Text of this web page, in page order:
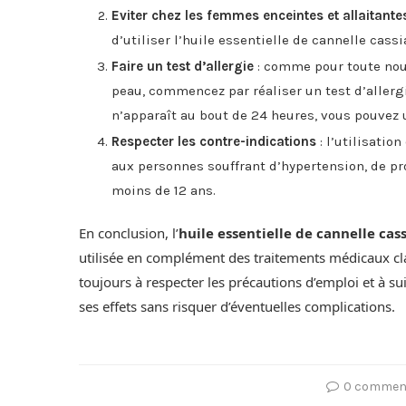
Eviter chez les femmes enceintes et
d’utiliser l’huile essentielle de cannelle
Faire un test d’allergie : comme pour toute
peau, commencez par réaliser un test
n’apparaît au bout de 24 heures, vous
Respecter les contre-indications : l’utilisation
aux personnes souffrant d’hypertension, de
moins de 12 ans.
En conclusion, l’huile essentielle de cannelle
utilisée en complément des traitements médicaux
toujours à respecter les précautions d’emploi et à
ses effets sans risquer d’éventuelles complications.
0